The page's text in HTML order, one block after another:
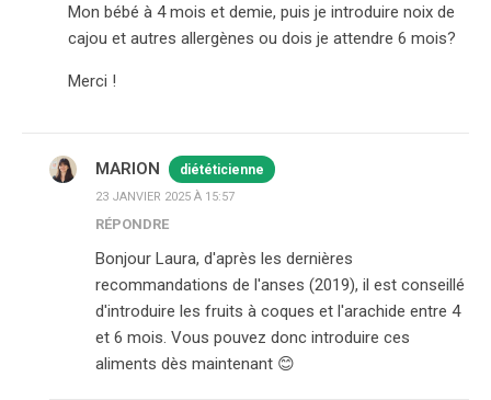
Mon bébé à 4 mois et demie, puis je introduire noix de
cajou et autres allergènes ou dois je attendre 6 mois?
Merci !
MARION diététicienne
23 JANVIER 2025 À 15:57
RÉPONDRE
Bonjour Laura, d'après les dernières
recommandations de l'anses (2019), il est conseillé
d'introduire les fruits à coques et l'arachide entre 4
et 6 mois. Vous pouvez donc introduire ces
aliments dès maintenant 😊